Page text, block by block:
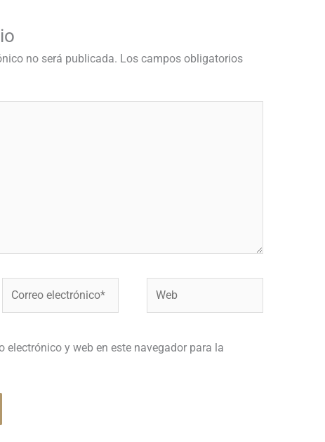
no será publicada. Los campos obligatorios
electrónico*
electrónico y web en este navegador para la